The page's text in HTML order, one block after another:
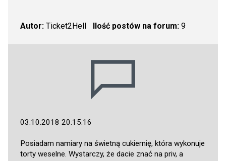
Autor: Ticket2Hell Ilość postów na forum:9
03.10.2018 20:15:16
Posiadam namiary na świetną cukiernię, która wykonuje
torty weselne. Wystarczy, że dacie znać na priv, a